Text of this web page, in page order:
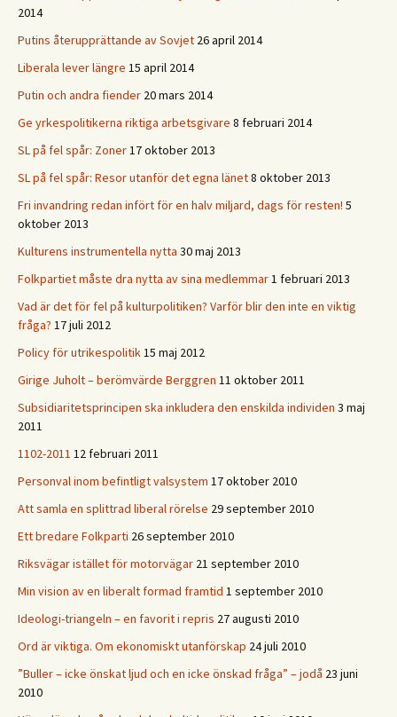
2014
Putins återupprättande av Sovjet 26 april 2014
Liberala lever längre 15 april 2014
Putin och andra fiender 20 mars 2014
Ge yrkespolitikerna riktiga arbetsgivare 8 februari 2014
SL på fel spår: Zoner17 oktober 2013
SL på fel spår: Resor utanför det egna länet8 oktober 2013
Fri invandring redan infört för en halv miljard, dags för resten! 5
oktober 2013
Kulturens instrumentella nytta 30 maj 2013
Folkpartiet måste dra nytta av sina medlemmar1 februari 2013
Vad är det för fel på kulturpolitiken? Varför blir den inte en viktig
fråga? 17 juli 2012
Policy för utrikespolitik15 maj 2012
Girige Juholt – berömvärde Berggren 11 oktober 2011
Subsidiaritetsprincipen ska inkludera den enskilda individen 3 maj
2011
1102-2011 12 februari 2011
Personval inom befintligt valsystem 17 oktober 2010
Att samla en splittrad liberal rörelse 29 september 2010
Ett bredare Folkparti 26 september 2010
Riksvägar istället för motorvägar 21 september 2010
Min vision av en liberalt formad framtid 1 september 2010
Ideologi-triangeln – en favorit i repris 27 augusti 2010
Ord är viktiga. Om ekonomiskt utanförskap 24 juli 2010
”Buller – icke önskat ljud och en icke önskad fråga” – jodå 23 juni
2010